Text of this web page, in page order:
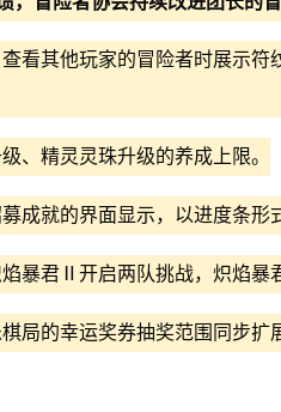
看其他玩家的冒险者时展示
、精灵灵珠升级的养成上限。
成就的界面显示，以进度条形
焰暴君Ⅱ开启两队挑战，炽焰暴
局的幸运奖券抽奖范围同步扩